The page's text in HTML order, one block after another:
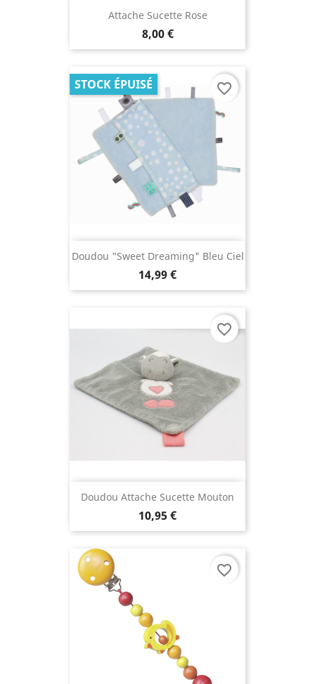
Attache Sucette Rose
8,00 €
Doudou "Sweet Dreaming" Bleu Ciel
14,99 €
STOCK ÉPUISÉ favorite_border
Doudou Attache Sucette Mouton
10,95 €
favorite_border
favorite_border